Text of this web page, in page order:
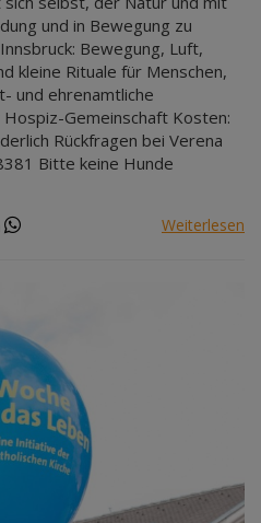
und in Bewegung zu
Bewegung, Luft,
kleine Rituale für Menschen,
und ehrenamtliche
Gemeinschaft Kosten:
Rückfragen bei Verena
Bitte keine Hunde
Weiterlesen